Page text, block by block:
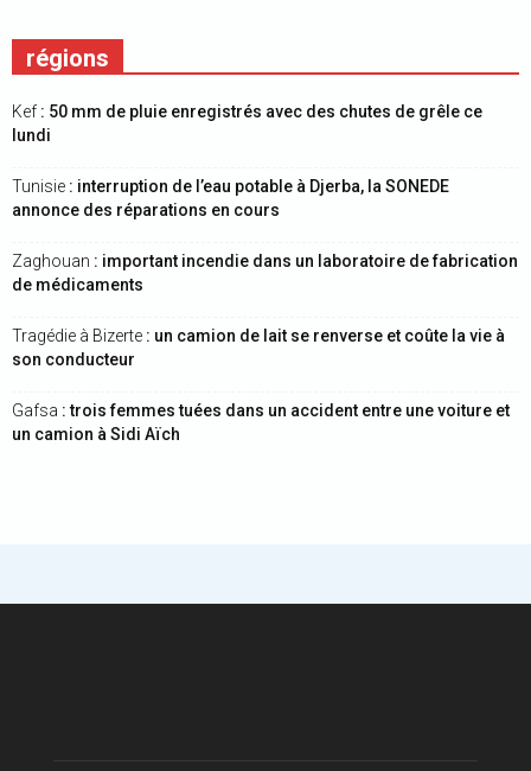
régions
Kef : 50 mm de pluie enregistrés avec des chutes de grêle ce
lundi
Tunisie : interruption de l’eau potable à Djerba, la SONEDE
annonce des réparations en cours
Zaghouan : important incendie dans un laboratoire de fabrication
de médicaments
Tragédie à Bizerte : un camion de lait se renverse et coûte la vie à
son conducteur
Gafsa : trois femmes tuées dans un accident entre une voiture et
un camion à Sidi Aïch